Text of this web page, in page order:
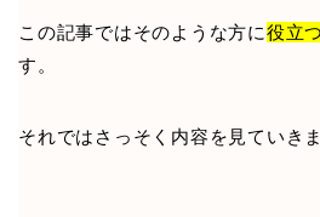
この記事ではそのような方に役立
す。
それではさっそく内容を見ていき